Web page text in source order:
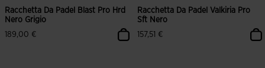
Racchetta Da Padel Blast Pro Hrd
Nero Grigio
189,00 €
Racchetta Da Padel Valkiria Pro
Sft Nero
157,51 €